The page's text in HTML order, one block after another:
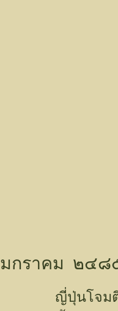
มกราคม ๒๔
ญี่ปุ่นโจมตีที่มั่น